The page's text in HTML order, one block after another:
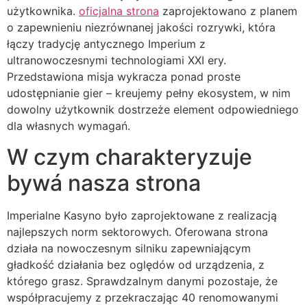
panel
panel
panel
panel
panel
panel
panel
panel
panel
panel
panel
użytkownika. oficjalna strona zaprojektowano z planem
o zapewnieniu niezrównanej jakości rozrywki, która
łączy tradycję antycznego Imperium z
ultranowoczesnymi technologiami XXI ery.
Przedstawiona misja wykracza ponad proste
udostępnianie gier – kreujemy pełny ekosystem, w nim
dowolny użytkownik dostrzeże element odpowiedniego
dla własnych wymagań.
W czym charakteryzuje
bywá nasza strona
Imperialne Kasyno było zaprojektowane z realizacją
najlepszych norm sektorowych. Oferowana strona
działa na nowoczesnym silniku zapewniającym
gładkość działania bez oględów od urządzenia, z
którego grasz. Sprawdzalnym danymi pozostaje, że
współpracujemy z przekraczając 40 renomowanymi